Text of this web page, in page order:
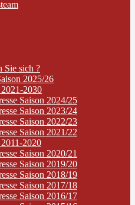
Sie sich ?
2025/26
2030
Saison 2024/25
Saison 2023/24
Saison 2022/23
Saison 2021/22
2020
Saison 2020/21
Saison 2019/20
Saison 2018/19
Saison 2017/18
Saison 2016/17